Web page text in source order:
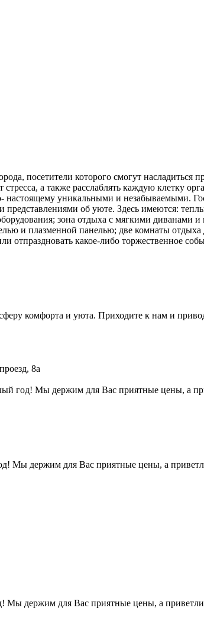
посетители которого смогут
стресса, а также расслаблять каждую клетку
настоящему уникальными и незабываемыми.
об уюте. Здесь имеются:
зона отдыха с мягкими диванами
и плазменной панелью; две комнаты
отпраздновать какое-либо торжественное
комфорта и уюта. Приходите к нам и
8а
год! Мы держим для Вас приятные цены, а
Мы держим для Вас приятные цены, а
Мы держим для Вас приятные цены, а